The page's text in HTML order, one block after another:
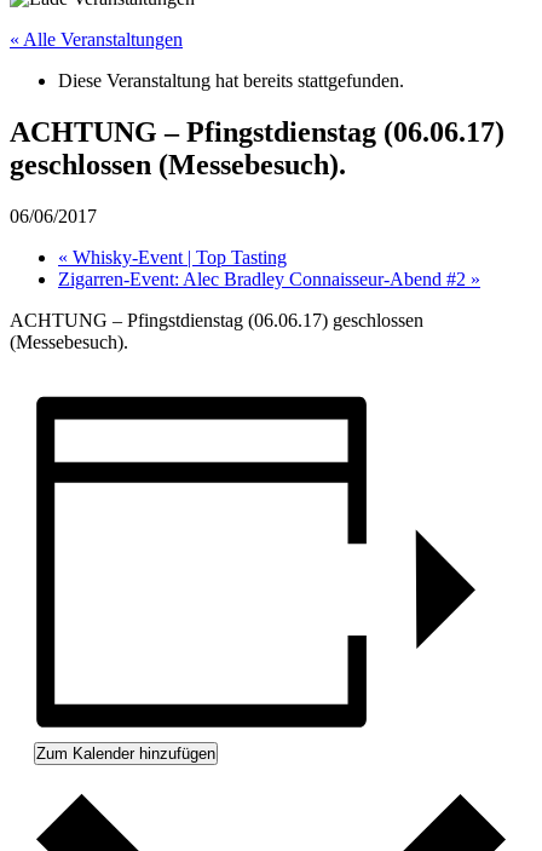
« Alle Veranstaltungen
Diese Veranstaltung hat bereits stattgefunden.
ACHTUNG – Pfingstdienstag (06.06.17)
geschlossen (Messebesuch).
06/06/2017
« Whisky-Event | Top Tasting
Zigarren-Event: Alec Bradley Connaisseur-Abend #2 »
ACHTUNG – Pfingstdienstag (06.06.17) geschlossen
(Messebesuch).
Zum Kalender hinzufügen